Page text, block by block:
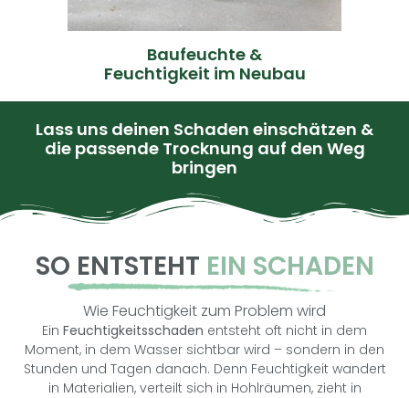
Baufeuchte &
Feuchtigkeit im Neubau
Lass uns deinen Schaden einschätzen &
die passende Trocknung auf den Weg
bringen
SO ENTSTEHT EIN SCHADEN
Wie Feuchtigkeit zum Problem wird
Ein Feuchtigkeitsschaden entsteht oft nicht in dem
Moment, in dem Wasser sichtbar wird – sondern in den
Stunden und Tagen danach. Denn Feuchtigkeit wandert
in Materialien, verteilt sich in Hohlräumen, zieht in